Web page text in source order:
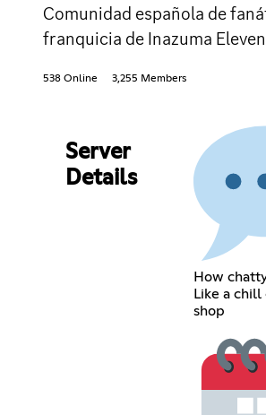
Comunidad española de
franquicia de Inazuma
538 Online 3,255 Members
Server
Details
How
Like a chill
shop